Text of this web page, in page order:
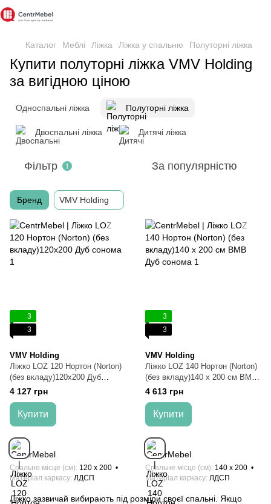
Каталог Меблі Ліжка Ліжка у спальню Полуторні ліжка
Купити полуторні ліжка VMV Holding
за вигідною ціною
Односпальні ліжка Полуторні ліжка
Двоспальні ліжка Дитячі ліжка
Фільтр 1 За популярністю
Бренд VMV Holding
3
3
VMV Holding
Ліжко LOZ 120 Нортон (Norton)
(без вкладу)120x200 Дуб
сонома
4 127 грн
Купити
Спальне місце (см) 120 x 200
Матеріал каркасу ЛДСП
3
3
VMV Holding
Ліжко LOZ 140 Нортон (Norton)
(без вкладу)140 x 200 см ВМВ
Дуб сонома
4 613 грн
Купити
Спальне місце (см) 140 x 200
Матеріал каркасу ЛДСП
Ліжко зазвичай вибирають під розміри своєї спальні. Якщо